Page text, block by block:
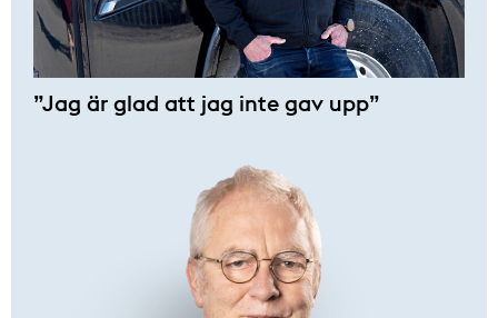
”Jag är glad att jag inte gav upp”